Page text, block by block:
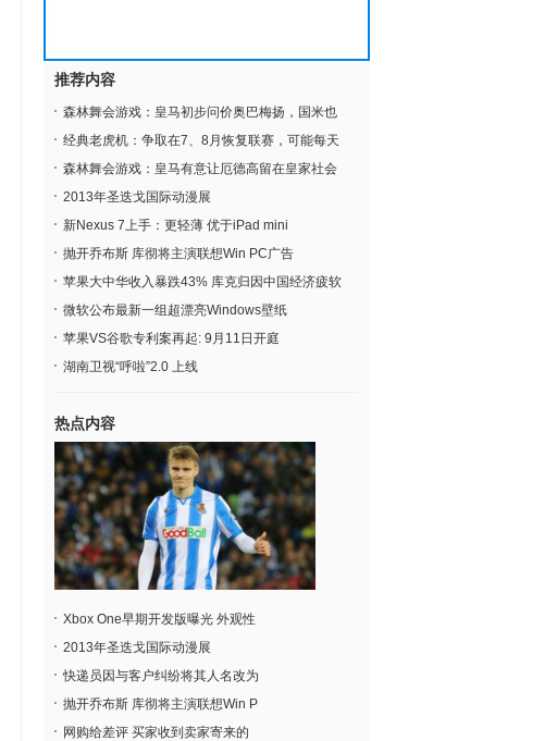
推荐内容
森林舞会游戏：皇马初步问价奥巴梅扬，国米也
经典老虎机：争取在7、8月恢复联赛，可能每天
森林舞会游戏：皇马有意让厄德高留在皇家社会
2013年圣迭戈国际动漫展
新Nexus 7上手：更轻薄 优于iPad mini
抛开乔布斯 库彻将主演联想Win PC广告
苹果大中华收入暴跌43% 库克归因中国经济疲软
微软公布最新一组超漂亮Windows壁纸
苹果VS谷歌专利案再起: 9月11日开庭
湖南卫视“呼啦”2.0 上线
热点内容
Xbox One早期开发版曝光 外观性
2013年圣迭戈国际动漫展
快递员因与客户纠纷将其人名改为
抛开乔布斯 库彻将主演联想Win P
网购给差评 买家收到卖家寄来的